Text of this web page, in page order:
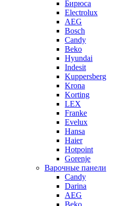
Бирюса
Electrolux
AEG
Bosch
Candy
Beko
Hyundai
Indesit
Kuppersberg
Krona
Korting
LEX
Franke
Evelux
Hansa
Haier
Hotpoint
Gorenje
Варочные панели
Candy
Darina
AEG